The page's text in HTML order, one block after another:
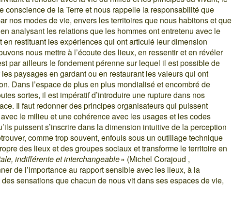
conscience de la Terre et nous rappelle la responsabilité que
nos modes de vie, envers les territoires que nous habitons et que
analysant les relations que les hommes ont entretenu avec le
en restituant les expériences qui ont articulé leur dimension
nous mettre à l’écoute des lieux, en ressentir et en révéler
par ailleurs le fondement pérenne sur lequel il est possible de
paysages en gardant ou en restaurant les valeurs qui ont
Dans l’espace de plus en plus mondialisé et encombré de
sortes, il est impératif d’introduire une rupture dans nos
Il faut redonner des principes organisateurs qui puissent
le milieu et une cohérence avec les usages et les codes
puissent s’inscrire dans la dimension intuitive de la perception
comme trop souvent, enfouis sous un outillage technique
des lieux et des groupes sociaux et transforme le territoire en
indifférente et interchangeable» (Michel Corajoud ,
de l’importance au rapport sensible avec les lieux, à la
sensations que chacun de nous vit dans ses espaces de vie,